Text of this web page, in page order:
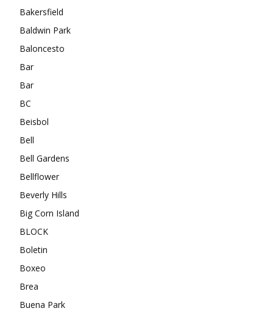
Bakersfield
Baldwin Park
Baloncesto
Bar
Bar
BC
Beisbol
Bell
Bell Gardens
Bellflower
Beverly Hills
Big Corn Island
BLOCK
Boletin
Boxeo
Brea
Buena Park